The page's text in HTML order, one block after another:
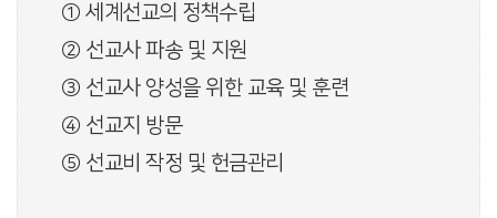
① 세계선교의 정책수립
② 선교사 파송 및 지원
③ 선교사 양성을 위한 교육 및 훈련
④ 선교지 방문
⑤ 선교비 작정 및 헌금관리